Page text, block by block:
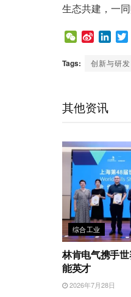
生态共建，一
W
C
S
n
i
L
n
i
Tags: 创新与研发
其他资讯
综合工业
林肯电气携手
能英才
2026年7月28日